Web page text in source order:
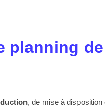
planning
, de mise à